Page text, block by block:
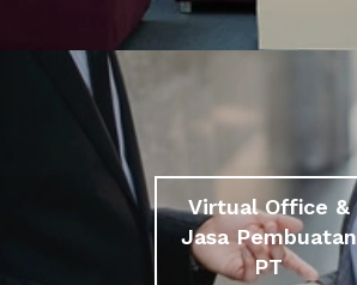
Virtual Office &
Jasa Pembuatan
PT